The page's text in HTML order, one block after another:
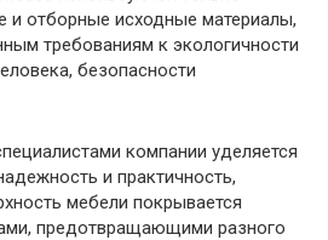
и отборные исходные материалы,
требованиям к экологичности
безопасности
компании уделяется
и практичность,
мебели покрывается
предотвращающими разного